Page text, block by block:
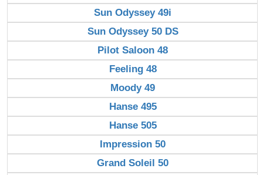
Sun Odyssey 49i
Sun Odyssey 50 DS
Pilot Saloon 48
Feeling 48
Moody 49
Hanse 495
Hanse 505
Impression 50
Grand Soleil 50